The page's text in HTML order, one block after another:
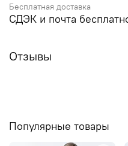
Бесплатная доставка
СДЭК и почта
Отзывы
Популярные товары